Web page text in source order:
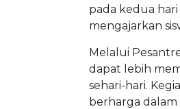
pada kedua
mengajarkan
Melalui
dapat lebih
sehari-hari.
berharga dalam